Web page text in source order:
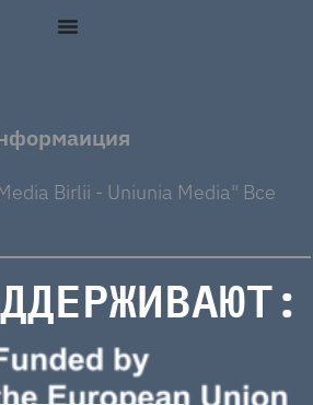
Birlii - Uniunia Media" Все